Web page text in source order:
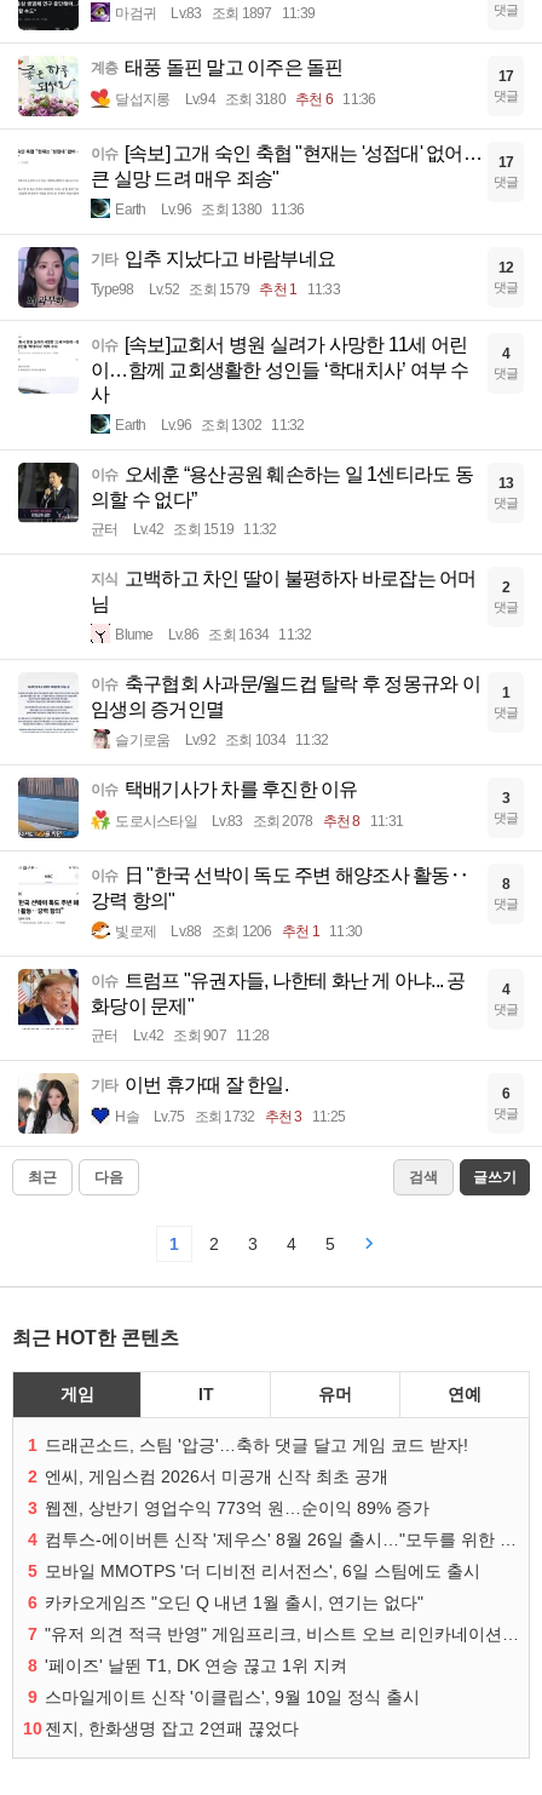
마검귀 Lv.83 조회 1897 11:39 댓글
계층 태풍 돌핀 말고 이주은 돌핀
달섭지롱 Lv.94 조회 3180 추천 6 11:36
17
댓글
이슈 [속보] 고개 숙인 축협 "현재는 '성접대' 없어…
큰 실망 드려 매우 죄송"
Earth Lv.96 조회 1380 11:36
17
댓글
기타 입추 지났다고 바람부네요
Type98 Lv.52 조회 1579 추천 1 11:33
12
댓글
이슈 [속보]교회서 병원 실려가 사망한 11세 어린
이…함께 교회생활한 성인들 ‘학대치사’ 여부 수
사
Earth Lv.96 조회 1302 11:32
4
댓글
이슈 오세훈 “용산공원 훼손하는 일 1센티라도 동
의할 수 없다”
균터 Lv.42 조회 1519 11:32
13
댓글
지식 고백하고 차인 딸이 불평하자 바로잡는 어머
님
Blume Lv.86 조회 1634 11:32
2
댓글
이슈 축구협회 사과문/월드컵 탈락 후 정몽규와 이
임생의 증거인멸
슬기로움 Lv.92 조회 1034 11:32
1
댓글
이슈 택배기사가 차를 후진한 이유
도로시스타일 Lv.83 조회 2078 추천 8 11:31
3
댓글
이슈
日 "한국 선박이 독도 주변 해양조사 활동‥
강력 항의"
빛로제 Lv.88 조회 1206 추천 1 11:30
8
댓글
이슈
트럼프 "유권자들, 나한테 화난 게 아냐... 공
화당이 문제"
균터 Lv.42 조회 907 11:28
4
댓글
기타 이번 휴가때 잘 한일.
H솔 Lv.75 조회 1732 추천 3 11:25
6
댓글
최근 다음 검색 글쓰기
1 2 3 4 5
최근 HOT한 콘텐츠
게임 IT 유머 연예
1 드래곤소드, 스팀 '압긍'…축하 댓글 달고 게임 코드 받자!
2 엔씨, 게임스컴 2026서 미공개 신작 최초 공개
3 웹젠, 상반기 영업수익 773억 원…순이익 89% 증가
4
5 모바일 MMOTPS '더 디비전 리서전스', 6일 스팀에도 출시
6 카카오게임즈 "오딘 Q 내년 1월 출시, 연기는 없다"
7
8 '페이즈' 날뛴 T1, DK 연승 끊고 1위 지켜
9 스마일게이트 신작 '이클립스', 9월 10일 정식 출시
10젠지, 한화생명 잡고 2연패 끊었다